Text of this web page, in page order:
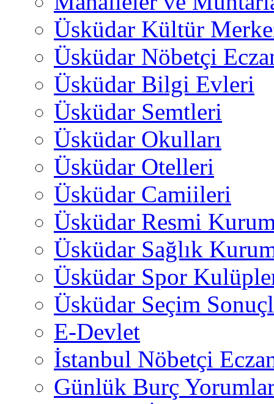
Üsküdar Kültür
Üsküdar Nöbetçi
Üsküdar Bilgi Evleri
Üsküdar Semtleri
Üsküdar Okulları
Üsküdar Otelleri
Üsküdar Camiileri
Üsküdar Resmi
Üsküdar Sağlık
Üsküdar Spor
Üsküdar Seçim
E-Devlet
İstanbul Nöbetçi
Günlük Burç